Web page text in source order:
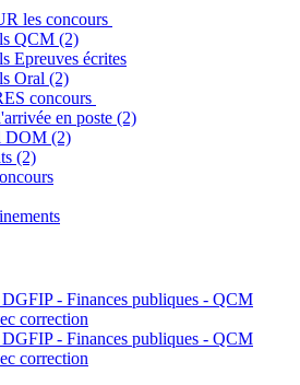
les concours
QCM (2)
Epreuves écrites
Oral (2)
concours
en poste (2)
DOM (2)
(2)